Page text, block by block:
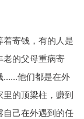
着寄钱，有的人是
老的父母重病寄
他们都是在外
的顶梁柱，赚到
己在外遇到的任